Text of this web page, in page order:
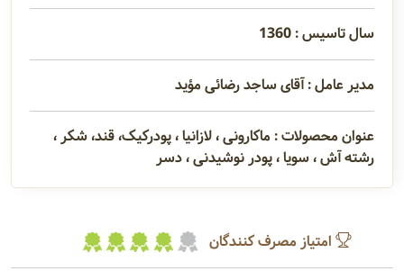
سال تاسیس : 1360
مدیر عامل : آقای ساجد رضائی مؤید
عنوان محصولات : ماکارونی ، لازانیا ، پودرکیک، قند، شکر ،
رشته آش ، سویا ، پودر نوشیدنی ، دسر
امتیاز مصرف کنندگان